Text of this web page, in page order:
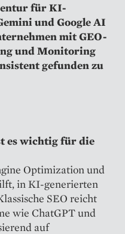
für KI-
und Google AI
mit GEO-
und Monitoring
gefunden zu
es wichtig für die
Optimization und
in KI-generierten
SEO reicht
wie ChatGPT und
auf